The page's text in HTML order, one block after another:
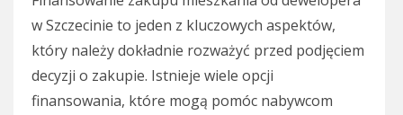
w Szczecinie to jeden z kluczowych aspektów,
który należy dokładnie rozważyć przed podjęciem
decyzji o zakupie. Istnieje wiele opcji
finansowania, które mogą pomóc nabywcom